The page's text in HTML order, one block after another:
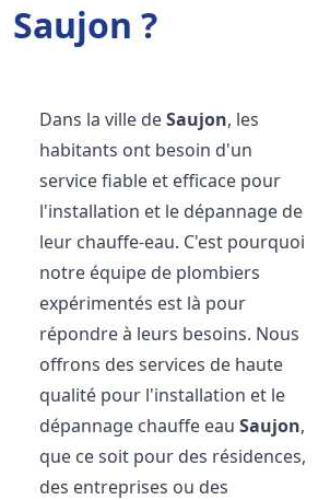
Saujon ?
Dans la ville deSaujon, les
habitants ont besoin d'un
service fiable et efficace pour
l'installation et le dépannage de
leur chauffe-eau. C'est pourquoi
notre équipe de plombiers
expérimentés est là pour
répondre à leurs besoins. Nous
offrons des services de haute
qualité pour l'installation et le
dépannage chauffe eauSaujon,
que ce soit pour des résidences,
des entreprises ou des